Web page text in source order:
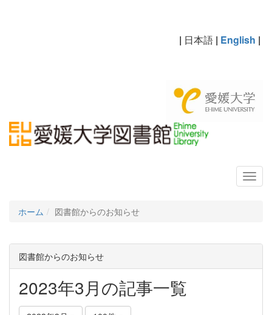
| 日本語 | English |
ホーム 図書館からのお知らせ
図書館からのお知らせ
2023年3月の記事一覧